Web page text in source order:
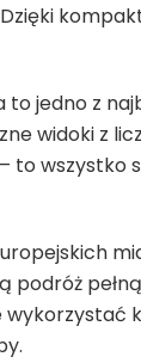
to jedno z
widoki z
to wszystko
podróż